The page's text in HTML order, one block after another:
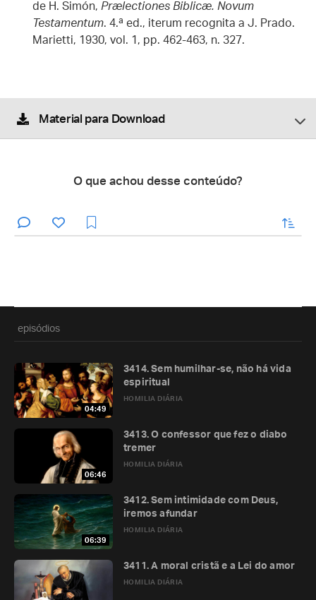
de H. Simón, Prælectiones Biblicæ. Novum
Testamentum. 4.ª ed., iterum recognita a J. Prado.
Marietti, 1930, vol. 1, pp. 462-463, n. 327.
Material para Download
O que achou desse conteúdo?
enviar
episódios
04:49
HOMILIA DIÁRIA
3414. Sem humilhar-se, não há vida
espiritual
06:46
HOMILIA DIÁRIA
3413. O confessor que fez o diabo
tremer
06:39
HOMILIA DIÁRIA
3412. Sem intimidade com Deus,
iremos afundar
HOMILIA DIÁRIA
3411. A moral cristã e a Lei do amor